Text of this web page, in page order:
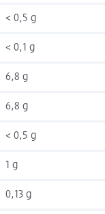
< 0,5 g
< 0,1 g
6,8 g
6,8 g
< 0,5 g
1 g
0,13 g